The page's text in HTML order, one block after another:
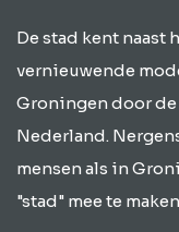
De stad kent
vernieuwende
Groningen door
Nederland.
mensen als in
"stad" mee te